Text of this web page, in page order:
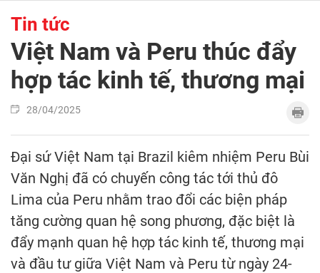
Tin tức
Việt Nam và Peru thúc đẩy
hợp tác kinh tế, thương mại
28/04/2025
Đại sứ Việt Nam tại Brazil kiêm nhiệm Peru Bùi
Văn Nghị đã có chuyến công tác tới thủ đô
Lima của Peru nhằm trao đổi các biện pháp
tăng cường quan hệ song phương, đặc biệt là
đẩy mạnh quan hệ hợp tác kinh tế, thương mại
và đầu tư giữa Việt Nam và Peru từ ngày 24-